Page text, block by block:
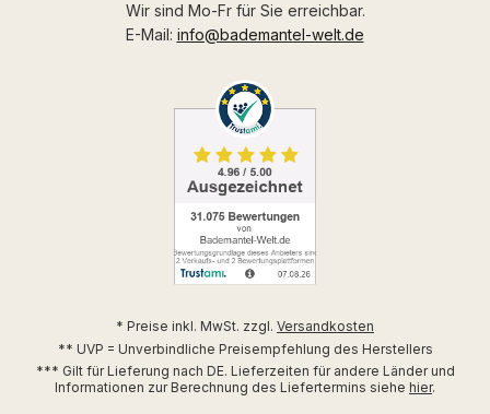
Wir sind Mo-Fr für Sie erreichbar.
E-Mail: info@bademantel-welt.de
* Preise inkl. MwSt. zzgl. Versandkosten
** UVP = Unverbindliche Preisempfehlung des Herstellers
*** Gilt für Lieferung nach DE. Lieferzeiten für andere Länder und
Informationen zur Berechnung des Liefertermins siehe hier.